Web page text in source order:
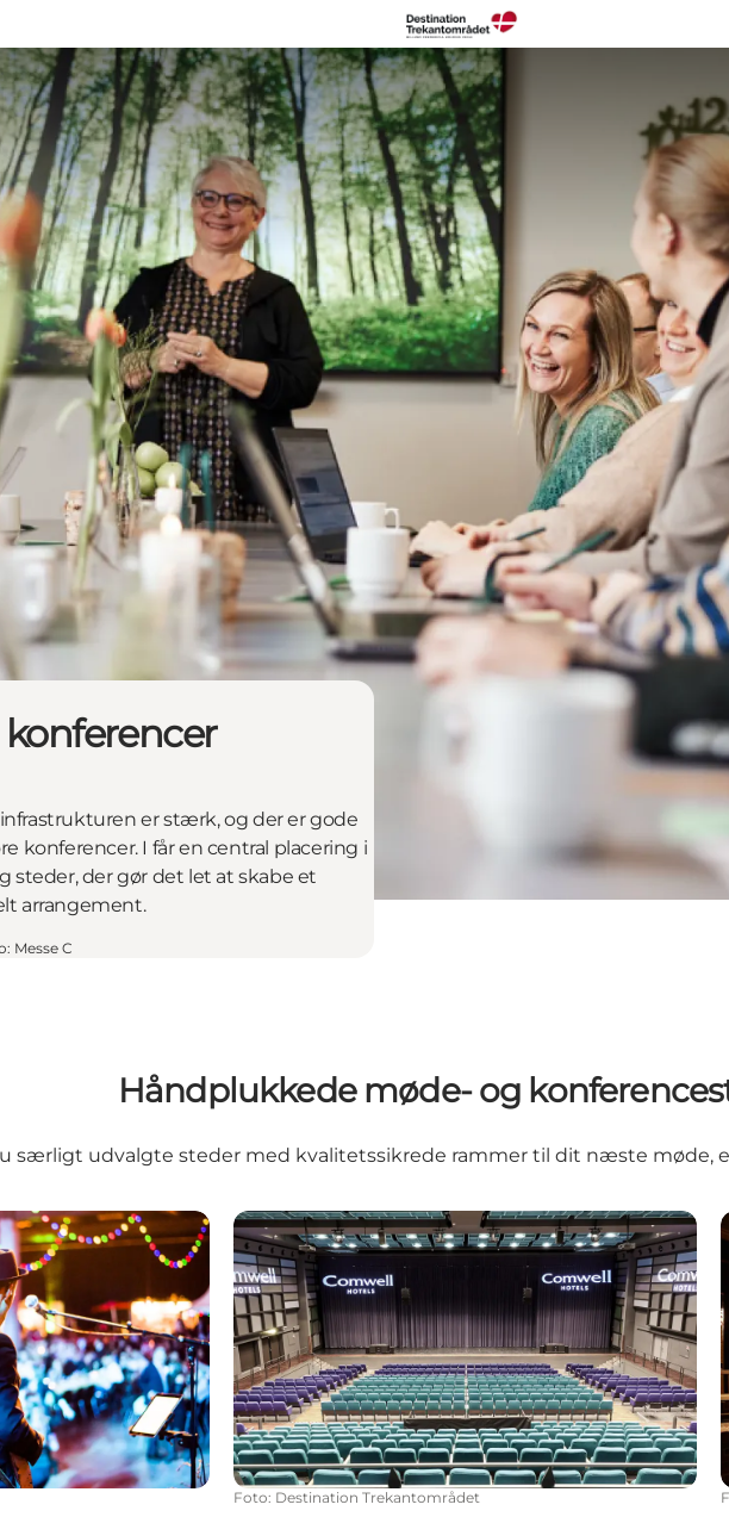
er stærk, og der er gode
konferencer. I får en central placering i
steder, der gør det let at skabe et
arrangement.
: Messe C
Håndplukkede møde- og
særligt udvalgte steder med kvalitetssikrede rammer til dit næste møde,
Comwell Kolding - Konference
Foto: Destination Trekantområdet